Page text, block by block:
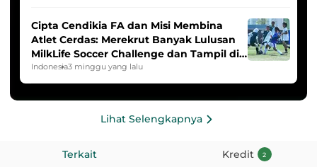
Cipta Cendikia FA dan Misi Membina
Atlet Cerdas: Merekrut Banyak Lulusan
MilkLife Soccer Challenge dan Tampil di
HYDROPLUS Soccer League
Indonesia3 minggu yang lalu
Lihat Selengkapnya
Terkait Kredit 2